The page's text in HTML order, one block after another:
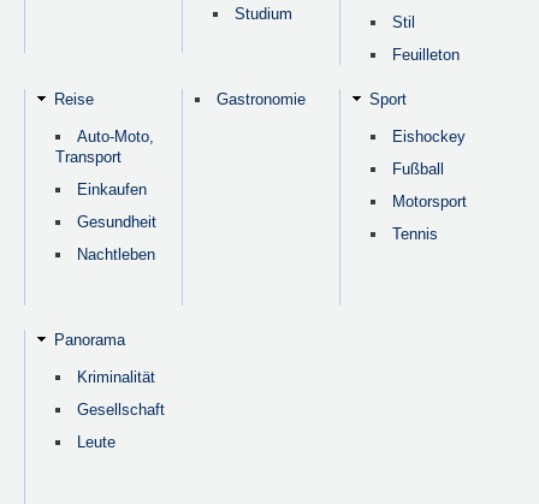
Studium
Stil
Feuilleton
Reise
Auto-Moto,
Transport
Einkaufen
Gesundheit
Nachtleben
Gastronomie Sport
Eishockey
Fußball
Motorsport
Tennis
Panorama
Kriminalität
Gesellschaft
Leute